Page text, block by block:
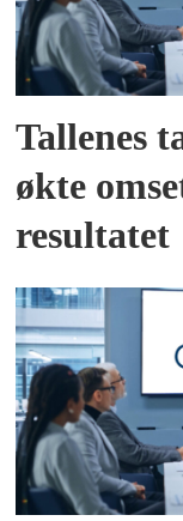
Tallenes
økte
resultatet